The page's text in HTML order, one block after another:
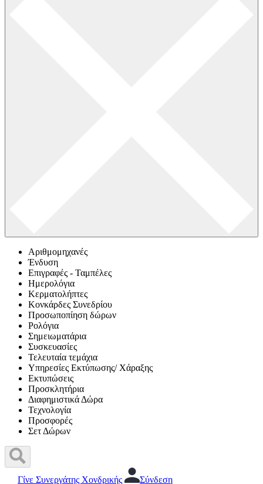
Αριθμομηχανές
Ένδυση
Επιγραφές - Ταμπέλες
Ημερολόγια
Κερματολήπτες
Κονκάρδες Συνεδρίου
Προσωποπίηση δώρων
Ρολόγια
Σημειωματάρια
Συσκευασίες
Τελευταία τεμάχια
Υπηρεσίες Εκτύπωσης/ Χάραξης
Εκτυπώσεις
Προσκλητήρια
Διαφημιστικά Δώρα
Τεχνολογία
Προσφορές
Σετ Δώρων
Γίνε Συνεργάτης Χονδρικής Σύνδεση